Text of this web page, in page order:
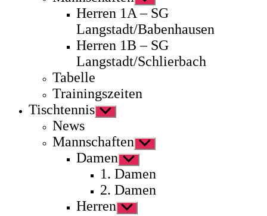
anzeigen
Herren 1A – SG
Langstadt/Babenhausen
Herren 1B – SG
Langstadt/Schlierbach
Tabelle
Trainingszeiten
Tischtennis Untermenü
anzeigen
News
Mannschaften Untermenü
anzeigen
Damen Untermenü
anzeigen
1. Damen
2. Damen
Herren Untermenü